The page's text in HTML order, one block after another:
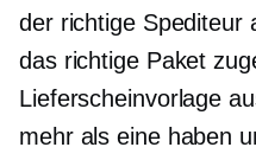
der richtige Spediteur
das richtige Paket
Lieferscheinvorlage
mehr als eine haben